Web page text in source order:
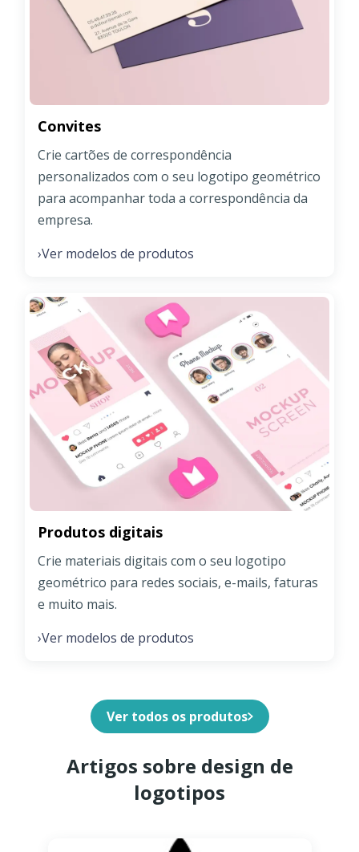
Convites
Crie cartões de correspondência
personalizados com o seu logotipo geométrico
para acompanhar toda a correspondência da
empresa.
›Ver modelos de produtos
Produtos digitais
Crie materiais digitais com o seu logotipo
geométrico para redes sociais, e-mails, faturas
e muito mais.
›Ver modelos de produtos
Ver todos os produtos
Artigos sobre design de
logotipos